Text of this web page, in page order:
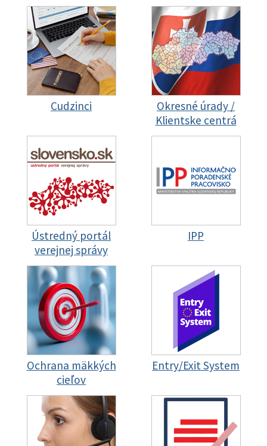
Cudzinci
Okresné úrady /
Klientske centrá
Ústredný portál
verejnej správy
IPP
Ochrana mäkkých
cieľov
Entry/Exit System